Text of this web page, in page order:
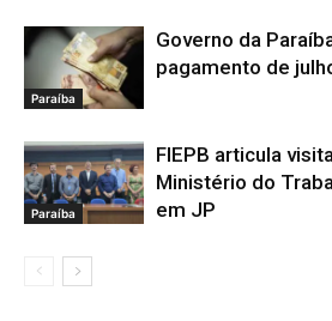
Paraíba
Governo da
pagamento de
Paraíba
FIEPB articula
Ministério do
em JP